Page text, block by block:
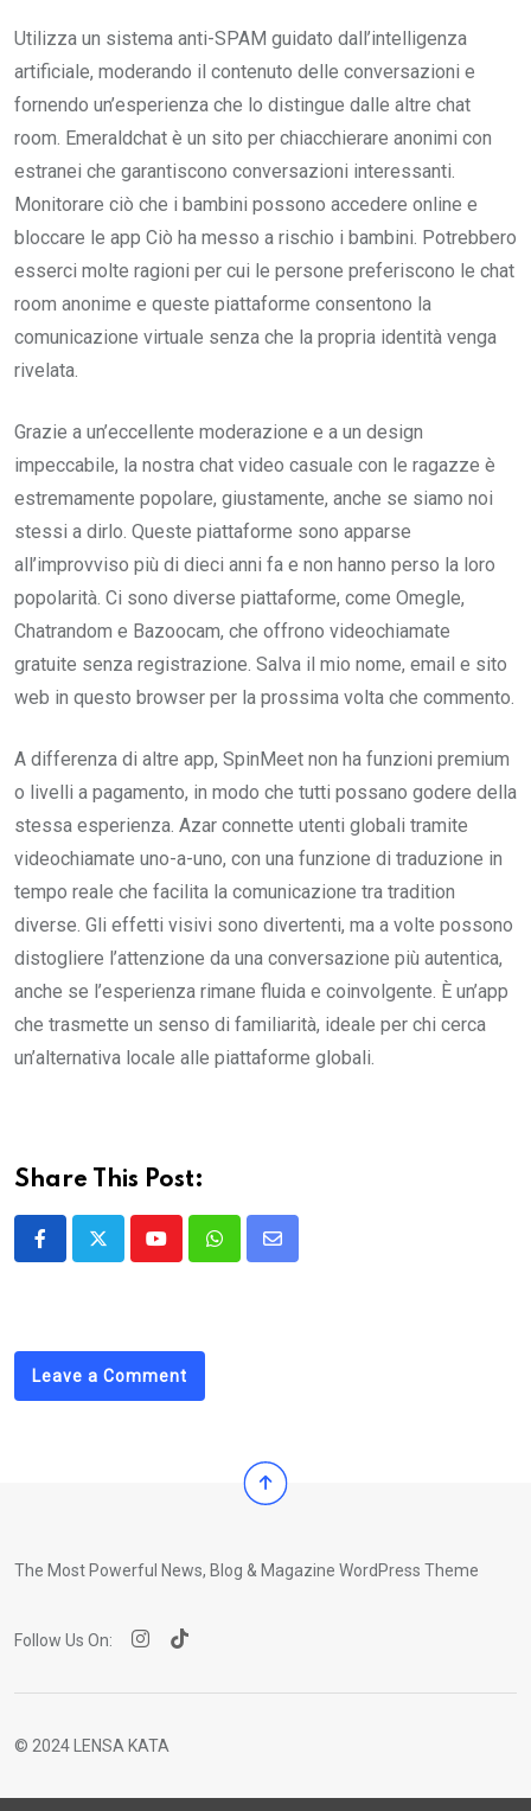
Utilizza un sistema anti-SPAM guidato dall’intelligenza
artificiale, moderando il contenuto delle conversazioni e
fornendo un’esperienza che lo distingue dalle altre chat
room. Emeraldchat è un sito per chiacchierare anonimi con
estranei che garantiscono conversazioni interessanti.
Monitorare ciò che i bambini possono accedere online e
bloccare le app Ciò ha messo a rischio i bambini. Potrebbero
esserci molte ragioni per cui le persone preferiscono le chat
room anonime e queste piattaforme consentono la
comunicazione virtuale senza che la propria identità venga
rivelata.
Grazie a un’eccellente moderazione e a un design
impeccabile, la nostra chat video casuale con le ragazze è
estremamente popolare, giustamente, anche se siamo noi
stessi a dirlo. Queste piattaforme sono apparse
all’improvviso più di dieci anni fa e non hanno perso la loro
popolarità. Ci sono diverse piattaforme, come Omegle,
Chatrandom e Bazoocam, che offrono videochiamate
gratuite senza registrazione. Salva il mio nome, email e sito
web in questo browser per la prossima volta che commento.
A differenza di altre app, SpinMeet non ha funzioni premium
o livelli a pagamento, in modo che tutti possano godere della
stessa esperienza. Azar connette utenti globali tramite
videochiamate uno-a-uno, con una funzione di traduzione in
tempo reale che facilita la comunicazione tra tradition
diverse. Gli effetti visivi sono divertenti, ma a volte possono
distogliere l’attenzione da una conversazione più autentica,
anche se l’esperienza rimane fluida e coinvolgente. È un’app
che trasmette un senso di familiarità, ideale per chi cerca
un’alternativa locale alle piattaforme globali.
Share This Post:
YoutubeWhatsappShare
Leave a Comment
The Most Powerful News, Blog & Magazine WordPress Theme
Follow Us On:
© 2024 LENSA KATA